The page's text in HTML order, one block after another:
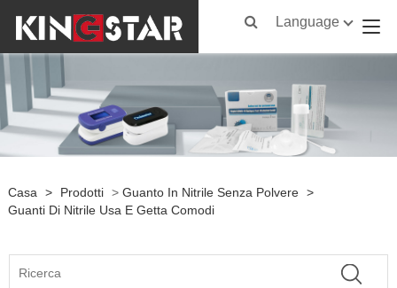
Language
Casa > Prodotti > Guanto In Nitrile Senza Polvere >
Guanti Di Nitrile Usa E Getta Comodi